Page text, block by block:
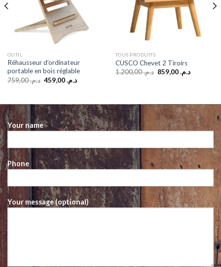
OUTIL
Réhausseur d’ordinateur
portable en bois réglable
د.م.759,00
Original
price
د.م.459,00
Current
TOUS PRODUITS
CUSCO Chevet 2 Tiroirs
د.م.1.200,00
Original
price
د.م.859,00
Current
Your name
Phone
Your message (optional)